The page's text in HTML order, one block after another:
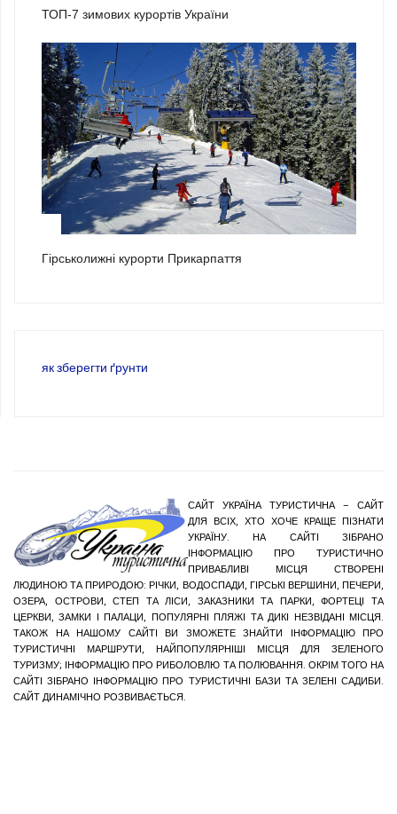
ТОП-7 зимових курортів України
Гірськолижні курорти Прикарпаття
як зберегти ґрунти
САЙТ УКРАЇНА ТУРИСТИЧНА – САЙТ
ДЛЯ ВСІХ, ХТО ХОЧЕ КРАЩЕ ПІЗНАТИ
УКРАЇНУ. НА САЙТІ ЗІБРАНО
ІНФОРМАЦІЮ ПРО ТУРИСТИЧНО
ПРИВАБЛИВІ МІСЦЯ СТВОРЕНІ
ЛЮДИНОЮ ТА ПРИРОДОЮ: РІЧКИ, ВОДОСПАДИ, ГІРСЬКІ ВЕРШИНИ, ПЕЧЕРИ,
ОЗЕРА, ОСТРОВИ, СТЕП ТА ЛІСИ, ЗАКАЗНИКИ ТА ПАРКИ, ФОРТЕЦІ ТА
ЦЕРКВИ, ЗАМКИ І ПАЛАЦИ, ПОПУЛЯРНІ ПЛЯЖІ ТА ДИКІ НЕЗВІДАНІ МІСЦЯ.
ТАКОЖ НА НАШОМУ САЙТІ ВИ ЗМОЖЕТЕ ЗНАЙТИ ІНФОРМАЦІЮ ПРО
ТУРИСТИЧНІ МАРШРУТИ, НАЙПОПУЛЯРНІШІ МІСЦЯ ДЛЯ ЗЕЛЕНОГО
ТУРИЗМУ; ІНФОРМАЦІЮ ПРО РИБОЛОВЛЮ ТА ПОЛЮВАННЯ. ОКРІМ ТОГО НА
САЙТІ ЗІБРАНО ІНФОРМАЦІЮ ПРО ТУРИСТИЧНІ БАЗИ ТА ЗЕЛЕНІ САДИБИ.
САЙТ ДИНАМІЧНО РОЗВИВАЄТЬСЯ.